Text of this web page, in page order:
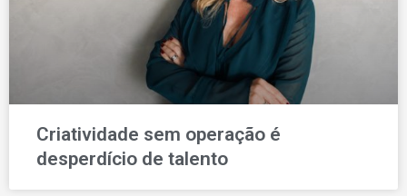
Criatividade sem operação é
desperdício de talento